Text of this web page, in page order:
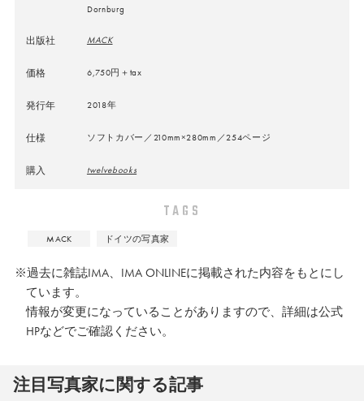
Dornburg
出版社 MACK
価格 6,750円＋tax
発行年 2018年
仕様 ソフトカバー／210mm×280mm／254ページ
購入 twelvebooks
TAGS
MACK ドイツの写真家
※過去に雑誌IMA、IMA ONLINEに掲載された内容をもとにし
ています。
情報が変更になっていることがありますので、詳細は公式
HPなどでご確認ください。
注⽬写真家に関する記事